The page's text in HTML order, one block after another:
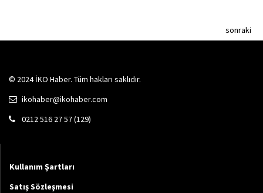
sonraki
© 2024 İKO Haber. Tüm hakları saklıdır.
ikohaber@ikohaber.com
0212 516 27 57 (129)
Kullanım Şartları
Satış Sözleşmesi